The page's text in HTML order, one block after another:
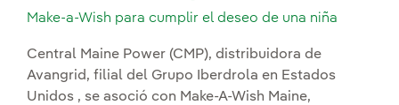
Make-a-Wish para cumplir el deseo de una niña
Central Maine Power (CMP), distribuidora de
Avangrid, filial del Grupo Iberdrola en Estados
Unidos , se asoció con Make-A-Wish Maine,